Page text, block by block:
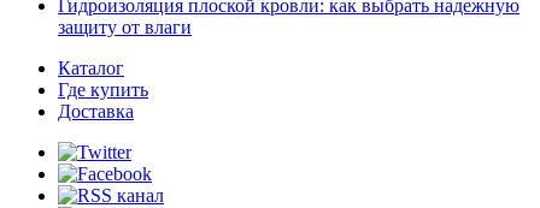
Гидроизоляция плоской кровли: как выбрать надежную
защиту от влаги
Каталог
Где купить
Доставка